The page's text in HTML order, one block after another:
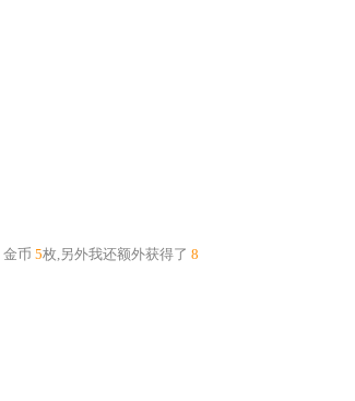
金币 5枚 ,另外我还额外获得了 8